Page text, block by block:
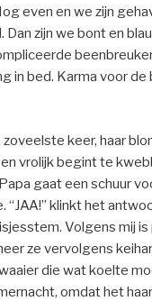
even en we zijn
Dan zijn we bont en
in bed. Karma voor
zoveelste keer, haar
vrolijk begint te
gaat een schuur
“JAA!” klinkt het
Volgens mij is
ze vervolgens
die wat koelte
omdat het